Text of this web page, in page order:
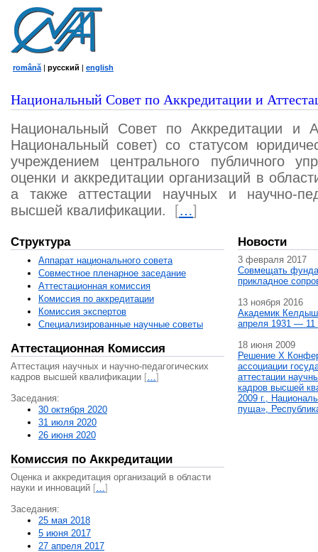
română | русский | english
Национальный Совет по Аккредитации и
Национальный Совет по Аккредитации и
Национальный совет) со статусом
учреждением центрального публичного
оценки и аккредитации организаций в
а также аттестации научных и научно-
высшей квалификации.
[…]
Структура
Аппарат национального совета
Совместное пленарное заседание
Аттестационная комисcия
Комиссия по аккредитации
Комиссия экспертов
Специализированные научные советы
Аттестационная Комиссия
Аттестация научных и научно-педагогических
кадров высшей квалификации […]
Заседания:
30 октября 2020
31 июля 2020
26 июня 2020
Комиссия по Аккредитации
Оценка и аккредитация организаций в области
науки и инноваций […]
Заседания:
25 мая 2018
5 июня 2017
27 апреля 2017
Новости
3 февраля 2017
Совмещать
прикладное
13 ноября 2016
Академик
апреля 1931 — 11
18 июня 2009
Решение X
ассоциации
аттестации
кадров высшей
2009 г.,
пуща»,